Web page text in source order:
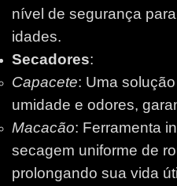
nível de segurança
idades.
Secadores:
Capacete: Uma
umidade e odores,
Macacão: Ferramenta
secagem uniforme de
prolongando sua vida